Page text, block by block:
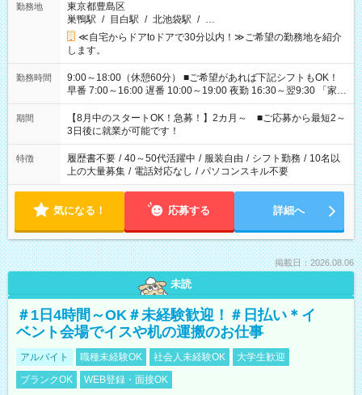
勤務地
東京都豊島区
巣鴨駅 / 目白駅 / 北池袋駅 / …
≪自宅からドアtoドアで30分以内！≫ご希望の勤務地を紹介
します。
勤務時間
9:00～18:00（休憩60分） ■ご希望があれば下記シフトもOK！
早番 7:00～16:00 遅番 10:00～19:00 夜勤 16:30～翌9:30 「家族
と休みを合わせたい」 「余裕を持って夕飯の準備がしたい」
「できれば残業はしたくない」 など、ご希望を教えてください
ね。 ※Wワーク希望の方へ 今ご覧のお仕事で希望する勤務時間
と、もう1つのお仕事の勤務時間。 合計で週40時間を超える場
合は応募できません。
期間
【8月中のスタートOK！急募！】2カ月～ ■ご応募から最短2～
3日後に就業が可能です！
特徴 履歴書不要 / 40～50代活躍中 / 服装自由 / シフト勤務 / 10名以
上の大量募集 / 電話対応なし / パソコンスキル不要
気になる！ 応募する 詳細へ
掲載日：2026.08.06
未読
＃1日4時間～OK＃未経験歓迎！＃日払い＊イ
ベント会場でイスや机の運搬のお仕事
アルバイト 職種未経験OK 社会人未経験OK
大学生歓迎
ブランクOK
WEB登録・面接OK